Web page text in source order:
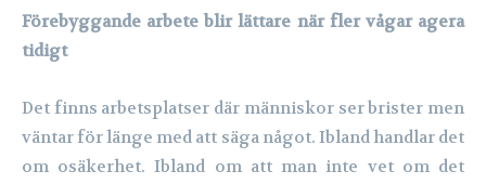
Förebyggande arbete blir lättare när fler vågar agera
tidigt
Det finns arbetsplatser där människor ser brister men
väntar för länge med att säga något. Ibland handlar det
om osäkerhet. Ibland om att man inte vet om det